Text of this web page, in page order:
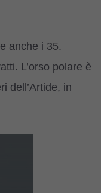
anche i 35.
L’orso polare è
dell’Artide, in